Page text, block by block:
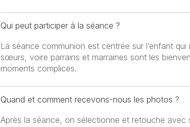
Qui peut participer à la séance ?
La séance communion est centrée sur l’enfant
sœurs, voire parrains et marraines sont les
moments complices.
Quand et comment recevons-nous les photos ?
Après la séance, on sélectionne et retouche avec